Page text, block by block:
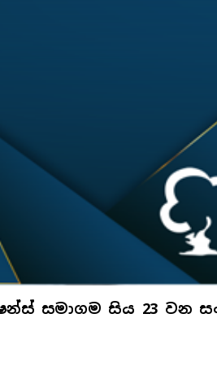
සමාගම සිය 23 වන